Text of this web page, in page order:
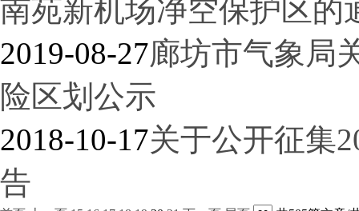
南苑新机场净空保护区的
2019-08-27廊坊市气象局
险区划公示
2018-10-17关于公开征集
告